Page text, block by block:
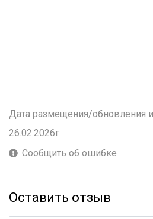
Дата размещения/обновления
26.02.2026г.
Сообщить об ошибке
Оставить отзыв